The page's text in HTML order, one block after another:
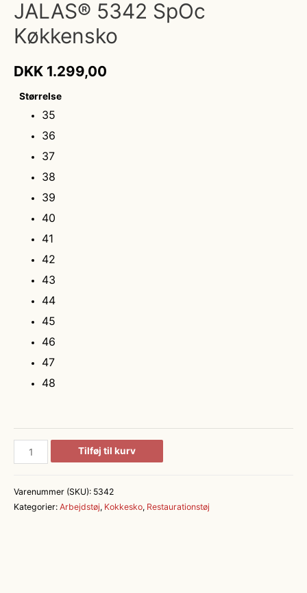
JALAS® 5342 SpOc
Køkkensko
DKK 1.299,00
Størrelse
35
36
37
38
39
40
41
42
43
44
45
46
47
48
JALAS®
5342
Køkkensko
Tilføj til kurv
Varenummer (SKU): 5342
Kategorier: Arbejdstøj, Kokkesko, Restaurationstøj